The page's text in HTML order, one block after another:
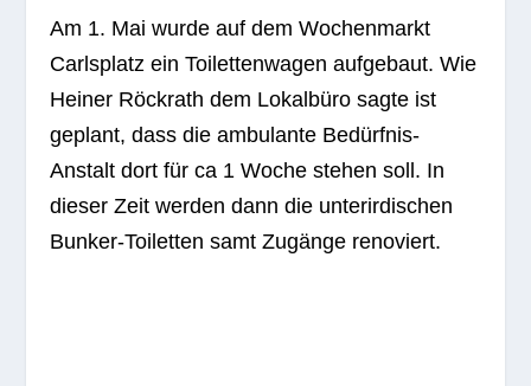
Am 1. Mai wurde auf dem Wochen­markt
Carls­platz ein Toi­let­ten­wa­gen auf­ge­baut. Wie
Hei­ner Röck­rath dem Lokal­büro sagte ist
geplant, dass die ambu­lante Bedürf­nis-
Anstalt dort für ca 1 Woche ste­hen soll. In
die­ser Zeit wer­den dann die unter­ir­di­schen
Bun­ker-Toi­let­ten samt Zugänge renoviert.